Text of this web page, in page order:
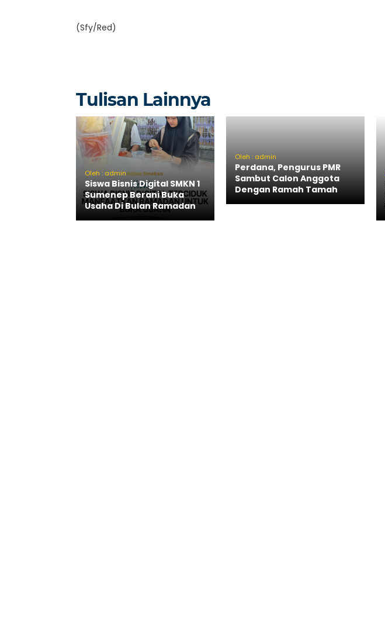
(Sfy/Red)
Tulisan Lainnya
Oleh : admin
Siswa Bisnis Digital SMKN 1
Sumenep Berani Buka
Usaha Di Bulan Ramadan
Oleh : admin
Perdana, Pengurus PMR
Sambut Calon Anggota
Dengan Ramah Tamah